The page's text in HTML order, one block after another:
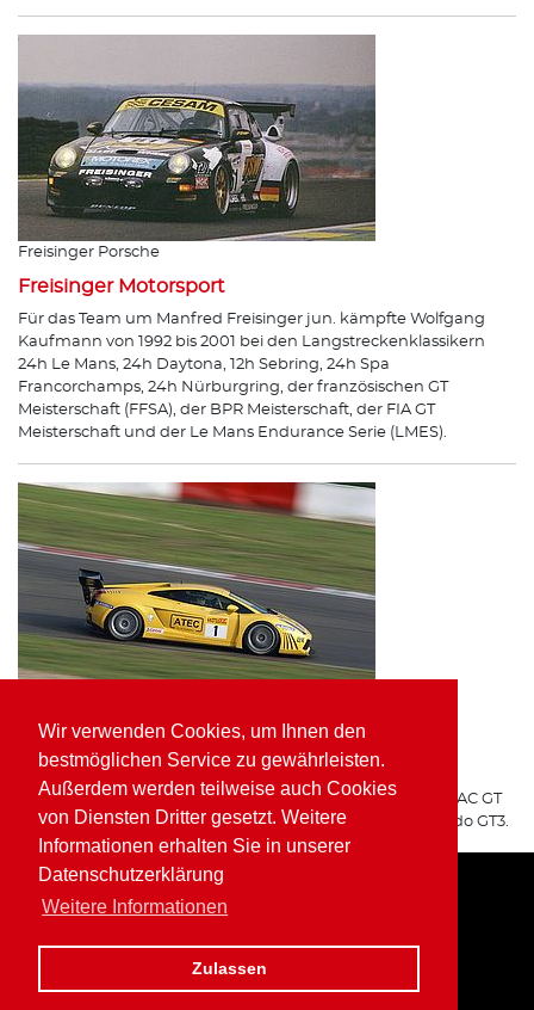
Wir verwenden Cookies, um Ihnen den
bestmöglichen Service zu gewährleisten.
Außerdem werden teilweise auch Cookies
von Diensten Dritter gesetzt. Weitere
Informationen erhalten Sie in unserer
Datenschutzerklärung
Weitere Informationen
Zulassen
Freisinger Porsche
Freisinger Motorsport
Für das Team um Manfred Freisinger jun. kämpfte Wolfgang
Kaufmann von 1992 bis 2001 bei den Langstreckenklassikern
24h Le Mans, 24h Daytona, 12h Sebring, 24h Spa
Francorchamps, 24h Nürburgring, der französischen GT
Meisterschaft (FFSA), der BPR Meisterschaft, der FIA GT
Meisterschaft und der Le Mans Endurance Serie (LMES).
ATEC Fluid Systems Lamborghini Gallardo GT3
ARGO Racing
Für ARGO Racing startete Wolfgang Kaufmann in der ADAC GT
Masters auf dem ATEC Fluid Systems Lamborghini Gallardo GT3.
Home Impressum